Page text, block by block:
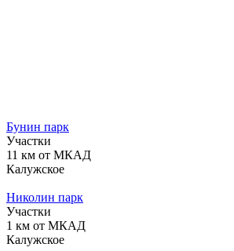
Бунин парк
Участки
11 км от МКАД
Калужское
Николин парк
Участки
1 км от МКАД
Калужское